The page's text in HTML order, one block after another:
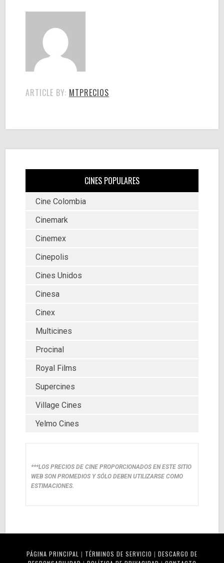
ARTICLE BY: MTPRECIOS
CINES POPULARES
Cine Colombia
Cinemark
Cinemex
Cinepolis
Cines Unidos
Cinesa
Cinex
Multicines
Procinal
Royal Films
Supercines
Village Cines
Yelmo Cines
***LOS PRECIOS DE CINE PROPORCIONADOS EN ESTE SITIO
WEB SON PROMEDIOS Y SÓLO DEBEN UTILIZARSE COMO
ESTIMACIONES.
PÁGINA PRINCIPAL | TÉRMINOS DE SERVICIO | DESCARGO DE